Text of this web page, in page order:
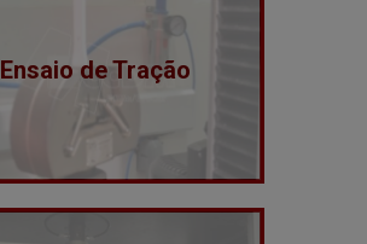
Ensaio de Tração